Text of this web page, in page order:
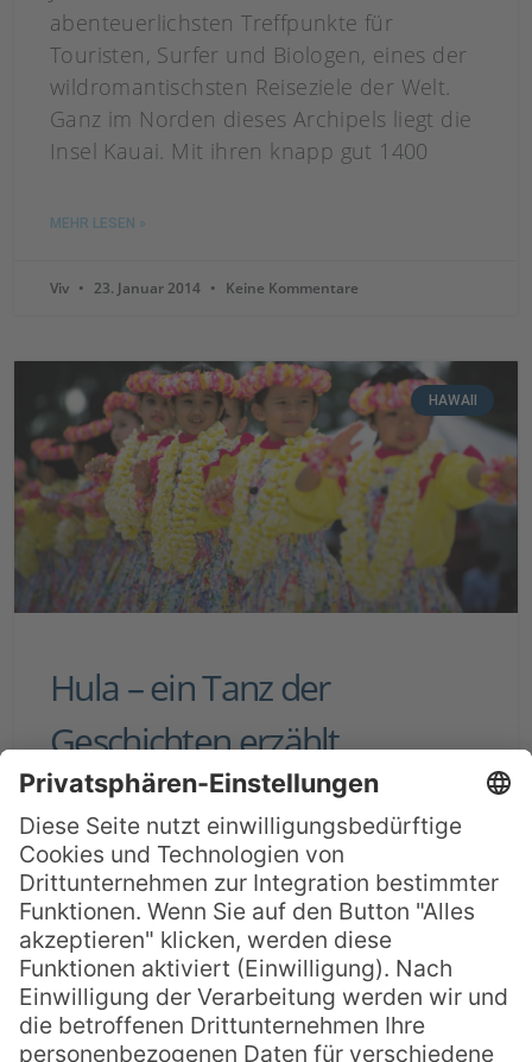
abenteuerlichsten Treffpunkte für
Touristen, Surfer und Biologen, eines der
wildromantischsten Reiseziele der Welt.
Ganz im Norden dieses Archipels liegt die
Insel Kauai. Mit ihren knapp gut 1400
MEHR LESEN »
Viv 23. Januar 2014 Keine Kommentare
HAWAII
Hula – ein Tanz der
Geschichten erzählt
Auf Hawaii erfährt man die schönsten
Geschichten der Inseln während eines
Hula Tanzes. Die überlieferten
Geschichten werden dem Zuschauer
durch Bewegungen des Körpers im Takt
zur einheimischen Musik weitergegeben.
Auf Hawaii wird Hula traditionell in
hawaiianischer Sprache und unter der